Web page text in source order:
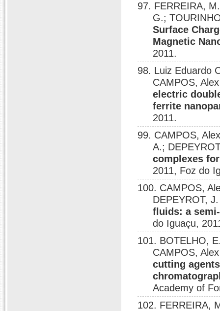
97. FERREIRA,
G.;
Surface
Magnetic
2011.
98. Luiz Eduardo
CAMPOS,
electric
ferrite
2011.
99. CAMPOS,
A.;
complexes
2011, Foz do
100. CAMPOS,
DEPEYROT,
fluids: a
do Iguaçu,
101. BOTELHO,
CAMPOS,
cutting
Academy of
102. FERREIRA,